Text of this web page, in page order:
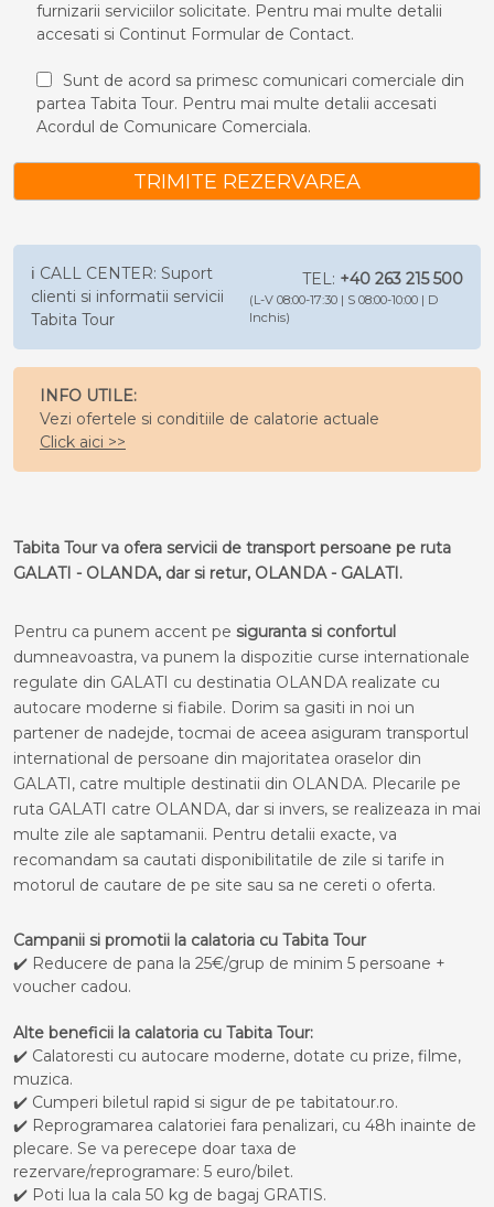
furnizarii serviciilor solicitate. Pentru mai multe detalii
accesati si Continut Formular de Contact.
Sunt de acord sa primesc comunicari comerciale din
partea Tabita Tour. Pentru mai multe detalii accesati
Acordul de Comunicare Comerciala.
TRIMITE REZERVAREA
ℹ️ CALL CENTER: Suport
clienti si informatii servicii
Tabita Tour
TEL: +40 263 215 500
(L-V 08:00-17:30 | S 08:00-10:00 | D
Inchis)
INFO UTILE:
Vezi ofertele si conditiile de calatorie actuale
Click aici >>
Tabita Tour va ofera servicii de transport persoane pe ruta
GALATI - OLANDA, dar si retur, OLANDA - GALATI.
Pentru ca punem accent pe siguranta si confortul
dumneavoastra, va punem la dispozitie curse internationale
regulate din GALATI cu destinatia OLANDA realizate cu
autocare moderne si fiabile. Dorim sa gasiti in noi un
partener de nadejde, tocmai de aceea asiguram transportul
international de persoane din majoritatea oraselor din
GALATI, catre multiple destinatii din OLANDA. Plecarile pe
ruta GALATI catre OLANDA, dar si invers, se realizeaza in mai
multe zile ale saptamanii. Pentru detalii exacte, va
recomandam sa cautati disponibilitatile de zile si tarife in
motorul de cautare de pe site sau sa ne cereti o oferta.
Campanii si promotii la calatoria cu Tabita Tour
✔️ Reducere de pana la 25€/grup de minim 5 persoane +
voucher cadou.
Alte beneficii la calatoria cu Tabita Tour:
✔️ Calatoresti cu autocare moderne, dotate cu prize, filme,
muzica.
✔️ Cumperi biletul rapid si sigur de pe tabitatour.ro.
✔️ Reprogramarea calatoriei fara penalizari, cu 48h inainte de
plecare. Se va perecepe doar taxa de
rezervare/reprogramare: 5 euro/bilet.
✔️ Poti lua la cala 50 kg de bagaj GRATIS.